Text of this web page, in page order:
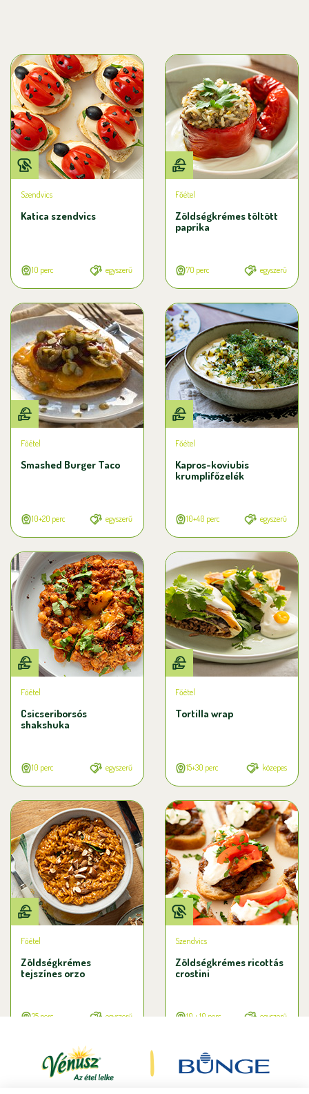
Szendvics
Katica szendvics
10 perc egyszerű
Főétel
Zöldségkrémes töltött
paprika
70 perc egyszerű
Főétel
Smashed Burger Taco
10+20 perc egyszerű
Főétel
Kapros-koviubis
krumplifőzelék
10+40 perc egyszerű
Főétel
Csicseriborsós
shakshuka
10 perc egyszerű
Főétel
Tortilla wrap
15+30 perc közepes
Főétel
Zöldségkrémes
tejszínes orzo
25 perc egyszerű
Szendvics
Zöldségkrémes ricottás
crostini
10 + 10 perc egyszerű